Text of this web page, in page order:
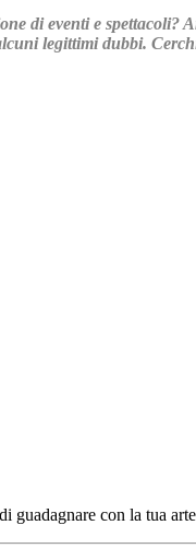
di eventi e
legittimi dubbi.
con la tua